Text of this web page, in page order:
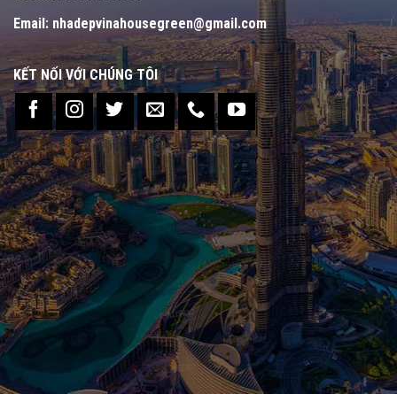
Email: nhadepvinahousegreen@gmail.com
KẾT NỐI VỚI CHÚNG TÔI